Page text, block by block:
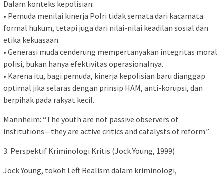
Dalam konteks kepolisian:
• Pemuda menilai kinerja Polri tidak semata dari kacamata
formal hukum, tetapi juga dari nilai-nilai keadilan sosial dan
etika kekuasaan.
• Generasi muda cenderung mempertanyakan integritas moral
polisi, bukan hanya efektivitas operasionalnya.
• Karena itu, bagi pemuda, kinerja kepolisian baru dianggap
optimal jika selaras dengan prinsip HAM, anti-korupsi, dan
berpihak pada rakyat kecil.
Mannheim: “The youth are not passive observers of
institutions—they are active critics and catalysts of reform.”
3. Perspektif Kriminologi Kritis (Jock Young, 1999)
Jock Young, tokoh Left Realism dalam kriminologi,